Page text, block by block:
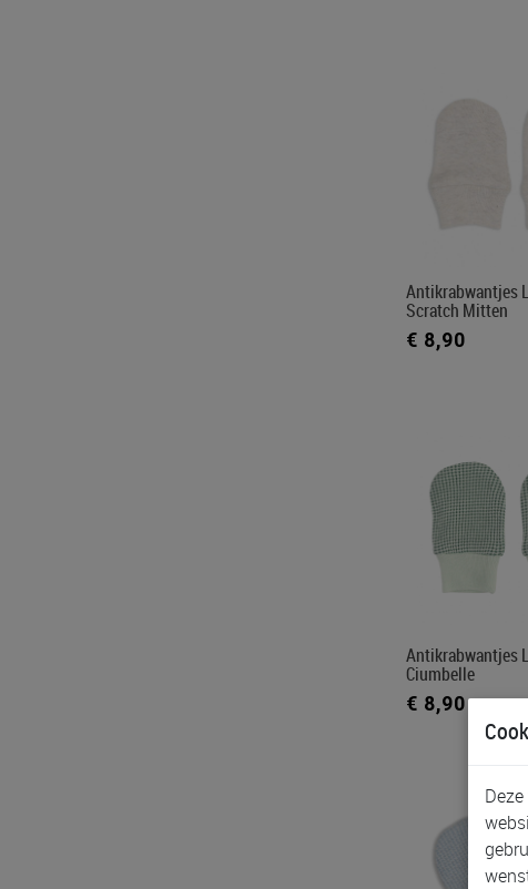
Antikrabwantjes
Scratch Mitten
€ 8,90
Antikrabwantjes
Ciumbelle
€ 8,90